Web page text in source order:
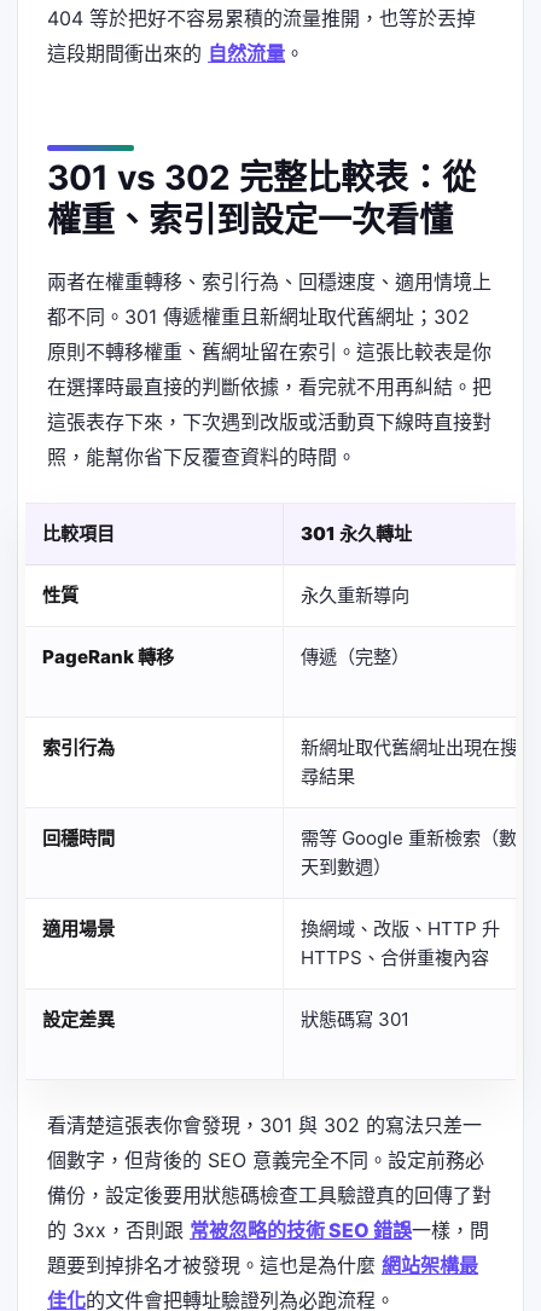
404 等於把好不容易累積的流量推開，也等於丟掉
這段期間衝出來的 自然流量 。
301 vs 302 完整比較表：從
權重、索引到設定一次看懂
兩者在權重轉移、索引行為、回穩速度、適用情境上
都不同。301 傳遞權重且新網址取代舊網址；302
原則不轉移權重、舊網址留在索引。這張比較表是你
在選擇時最直接的判斷依據，看完就不用再糾結。把
這張表存下來，下次遇到改版或活動頁下線時直接對
照，能幫你省下反覆查資料的時間。
比較項目 301 永久轉址
性質 永久重新導向
PageRank 轉移 傳遞（完整）
索引行為
新網址取代舊網址出現在搜
尋結果
回穩時間
需等 Google 重新檢索（數
天到數週）
適用場景
換網域、改版、HTTP 升
HTTPS、合併重複內容
設定差異 狀態碼寫 301
看清楚這張表你會發現，301 與 302 的寫法只差一
個數字，但背後的 SEO 意義完全不同。設定前務必
備份，設定後要用狀態碼檢查工具驗證真的回傳了對
的 3xx，否則跟 常被忽略的技術 SEO 錯誤一樣，問
題要到掉排名才被發現。這也是為什麼 網站架構最
佳化的文件會把轉址驗證列為必跑流程。